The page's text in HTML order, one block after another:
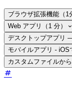
ブラウザ拡張機能（1
Web アプリ（1 分）
デスクトップアプリ
モバイルアプリ - iOS
カスタムファイルから